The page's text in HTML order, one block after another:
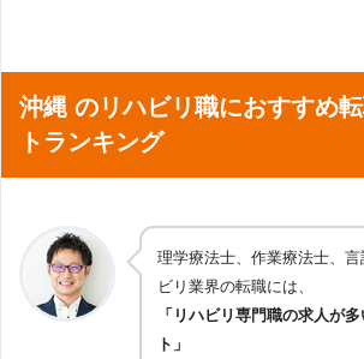
沖縄 のリハビリ職におすすめ
トランキング
理学療法士、作業療法士、
ビリ業界の転職には、
「リハビリ専門職の求人が
ト」